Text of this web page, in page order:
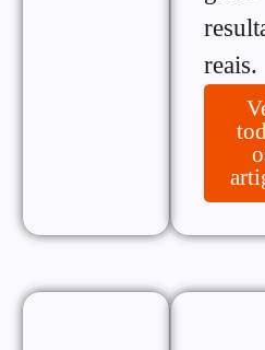
reais.